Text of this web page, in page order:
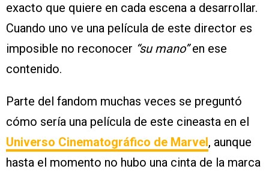
exacto que quiere en cada escena a desarrollar.
Cuando uno ve una película de este director es
imposible no reconocer “su mano”en ese
contenido.
Parte del fandom muchas veces se preguntó
cómo sería una película de este cineasta en el
Universo Cinematográfico de Marvel , aunque
hasta el momento no hubo una cinta de la marca